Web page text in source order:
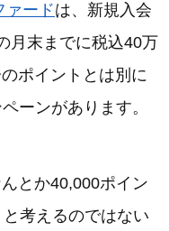
ァードは、新規入会
月末までに税込40万
ポイントとは別に
ーンがあります。
とか40,000ポイン
考えるのではない